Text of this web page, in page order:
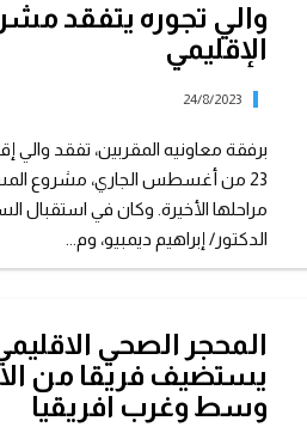
والي تجوره يتفقد
الإقليمي
24/8/2023
برفقة معاونيه المقربين، تفقد والي
23 من أغسطس الجاري، مشروع
مراحلها الأخيرة. وكان في استقبال
الدكتور/ إبراهيم ديمبيو، وم...
المحجر الصحي
يستضيف فريقا من
وسط وغرب افريقيا